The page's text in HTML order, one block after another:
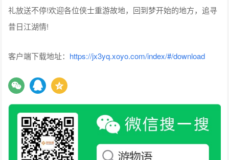
礼放送不停!欢迎各位侠士重游故地，回到梦开始的地方，追寻
昔日江湖情!
客户端下载地址： https://jx3yq.xoyo.com/index/#/download